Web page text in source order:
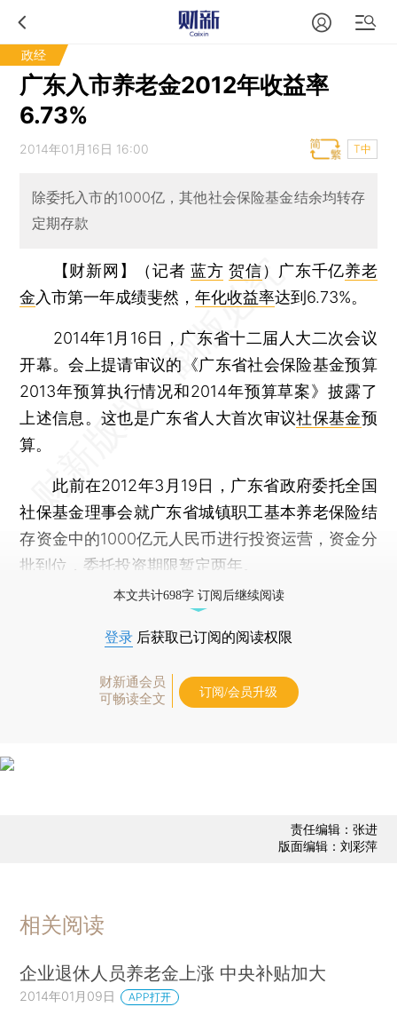
政经
广东入市养老金2012年收益率
6.73%
2014年01月16日 16:00 T中
除委托入市的1000亿，其他社会保险基金结余均转存
定期存款
【财新网】（记者蓝方 贺信） 广东千亿养老
金 入市第一年成绩斐然，年化收益率达到6.73%。
2014年1月16日，广东省十二届人大二次会议
开幕。会上提请审议的《广东省社会保险基金预算
2013年预算执行情况和2014年预算草案》披露了
上述信息。这也是广东省人大首次审议社保基金预
算。
此前在2012年3月19日，广东省政府委托全国
社保基金理事会就广东省城镇职工基本养老保险结
存资金中的1000亿元人民币进行投资运营，资金分
批到位，委托投资期限暂定两年。
本文共计698字 订阅后继续阅读
登录 后获取已订阅的阅读权限
财新通会员
可畅读全文
订阅/会员升级
责任编辑：张进
版面编辑：刘彩萍
相关阅读
企业退休人员养老金上涨 中央补贴加大
2014年01月09日 APP打开